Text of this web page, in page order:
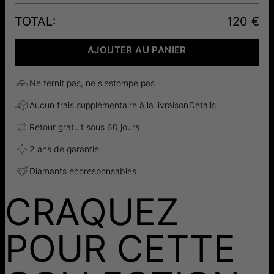
TOTAL: 120 €
AJOUTER AU PANIER
Ne ternit pas, ne s'estompe pas
Aucun frais supplémentaire à la livraisonDétails
Retour gratuit sous 60 jours
2 ans de garantie
Diamants écoresponsables
CRAQUEZ
POUR CETTE